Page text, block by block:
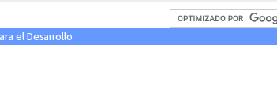
el Desarrollo